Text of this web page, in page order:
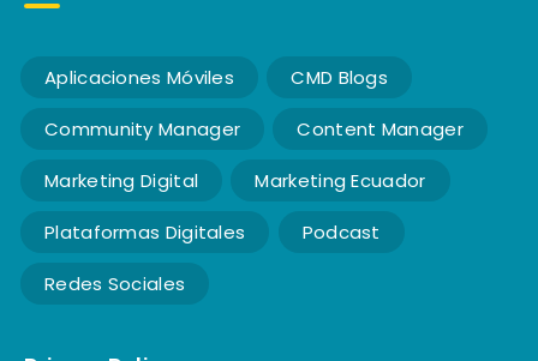
Aplicaciones Móviles CMD Blogs
Community Manager Content Manager
Marketing Digital Marketing Ecuador
Plataformas Digitales Podcast
Redes Sociales